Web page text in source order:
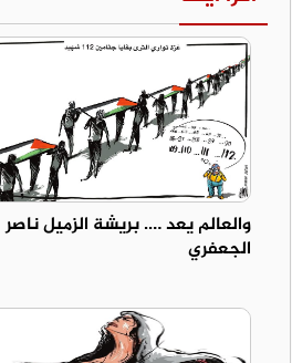
والعالم يعد …. بريشة الزميل ناصر
الجعفري